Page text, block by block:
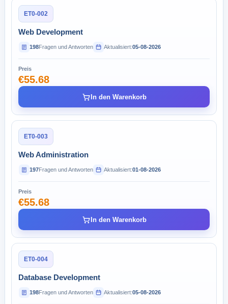
ET0-002
Web Development
198Fragen und Antworten Aktualisiert:05-08-2026
Preis
€55.68
In den Warenkorb
ET0-003
Web Administration
197Fragen und Antworten Aktualisiert:01-08-2026
Preis
€55.68
In den Warenkorb
ET0-004
Database Development
198Fragen und Antworten Aktualisiert:05-08-2026